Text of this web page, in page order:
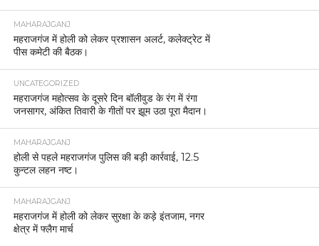
MAHARAJGANJ
महराजगंज में होली को लेकर प्रशासन अलर्ट, कलेक्ट्रेट में
पीस कमेटी की बैठक।
UNCATEGORIZED
महराजगंज महोत्सव के दूसरे दिन बॉलीवुड के रंग में रंगा
जनसागर, अंकित तिवारी के गीतों पर झूम उठा पूरा मैदान।
MAHARAJGANJ
होली से पहले महराजगंज पुलिस की बड़ी कार्रवाई, 12.5
कुन्टल लहन नष्ट।
MAHARAJGANJ
महराजगंज में होली को लेकर सुरक्षा के कड़े इंतजाम, नगर
क्षेत्र में फ्लैग मार्च